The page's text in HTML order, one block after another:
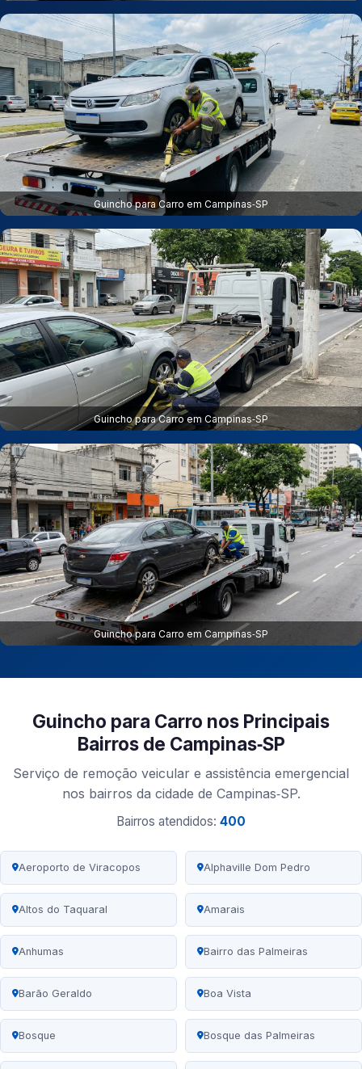
Guincho para Carro em Campinas‑SP
Guincho para Carro em Campinas‑SP
Guincho para Carro em Campinas‑SP
Guincho para Carro nos Principais
Bairros de Campinas‑SP
Serviço de remoção veicular e assistência emergencial
nos bairros da cidade de Campinas‑SP.
Bairros atendidos: 400
Aeroporto de Viracopos Alphaville Dom Pedro
Altos do Taquaral Amarais
Anhumas Bairro das Palmeiras
Barão Geraldo Boa Vista
Bosque Bosque das Palmeiras